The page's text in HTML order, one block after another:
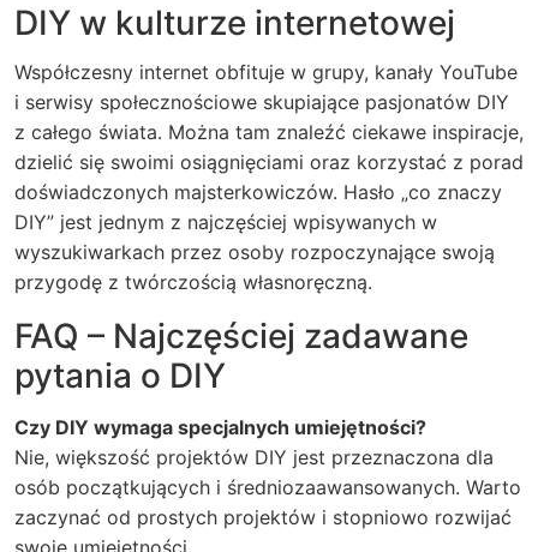
DIY w kulturze internetowej
Współczesny internet obfituje w grupy, kanały YouTube
i serwisy społecznościowe skupiające pasjonatów DIY
z całego świata. Można tam znaleźć ciekawe inspiracje,
dzielić się swoimi osiągnięciami oraz korzystać z porad
doświadczonych majsterkowiczów. Hasło „co znaczy
DIY” jest jednym z najczęściej wpisywanych w
wyszukiwarkach przez osoby rozpoczynające swoją
przygodę z twórczością własnoręczną.
FAQ – Najczęściej zadawane
pytania o DIY
Czy DIY wymaga specjalnych umiejętności?
Nie, większość projektów DIY jest przeznaczona dla
osób początkujących i średniozaawansowanych. Warto
zaczynać od prostych projektów i stopniowo rozwijać
swoje umiejętności.